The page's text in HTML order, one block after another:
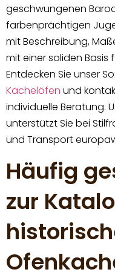
geschwungenen
farbenprächtigen
mit Beschreibung,
mit einer soliden Basis
Entdecken Sie unser
Kachelöfen und
individuelle Beratung.
unterstützt Sie bei
und Transport
Häufig
zur